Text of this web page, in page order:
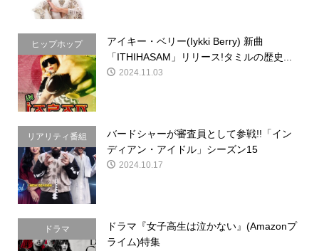
ヒップホップ
アイキー・ベリー(Iykki Berry) 新曲
「ITHIHASAM」リリース!タミルの歴史...
2024.11.03
リアリティ番組
バードシャーが審査員として参戦!!「イン
ディアン・アイドル」シーズン15
2024.10.17
ドラマ
ドラマ『女子高生は泣かない』(Amazonプ
ライム)特集